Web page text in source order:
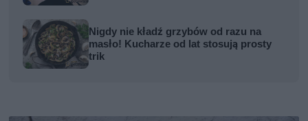
Nigdy nie kładź grzybów od razu na
masło! Kucharze od lat stosują prosty
trik